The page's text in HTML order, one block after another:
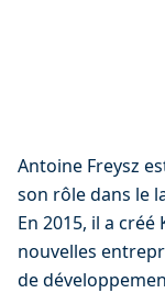
Antoine Freysz
son rôle dans le
En 2015, il a
nouvelles
de